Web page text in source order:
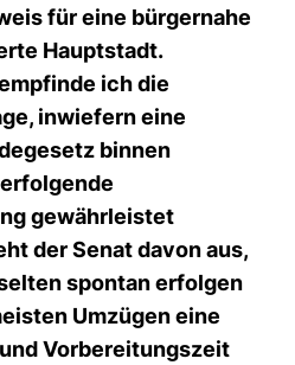
für eine bürgernahe
Hauptstadt.
ich die
inwiefern eine
binnen
gewährleistet
der Senat davon aus,
spontan erfolgen
Umzügen eine
Vorbereitungszeit